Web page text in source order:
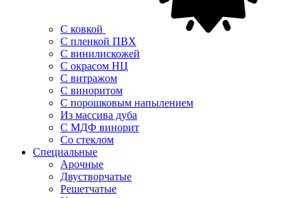
С ковкой
С пленкой ПВХ
С винилискожей
С окрасом НЦ
С витражом
С виноритом
С порошковым напылением
Из массива дуба
С МДФ винорит
Со стеклом
Специальные
Арочные
Двустворчатые
Решетчатые